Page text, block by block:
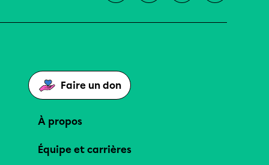
Faire un don
À propos
Équipe et carrières